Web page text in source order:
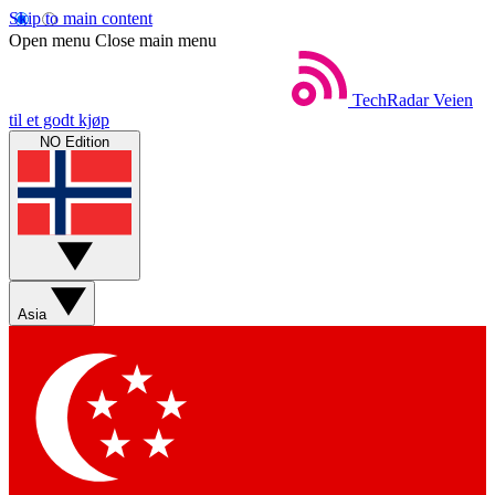
Skip to main content
Open menu Close main menu
TechRadar Veien
til et godt kjøp
NO Edition
Asia